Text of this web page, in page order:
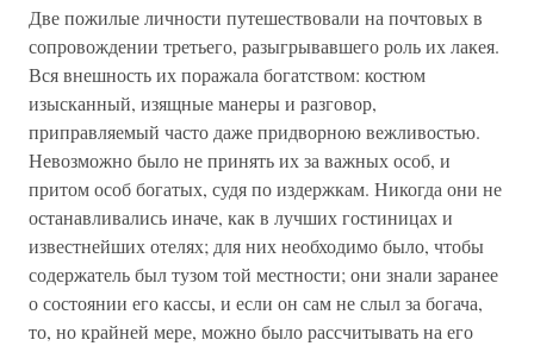
Две пожилые личности путешествовали на почтовых в
сопровождении третьего, разыгрывавшего роль их лакея.
Вся внешность их поражала богатством: костюм
изысканный, изящные манеры и разговор,
приправляемый часто даже придворною вежливостью.
Невозможно было не принять их за важных особ, и
притом особ богатых, судя по издержкам. Никогда они не
останавливались иначе, как в лучших гостиницах и
известнейших отелях; для них необходимо было, чтобы
содержатель был тузом той местности; они знали заранее
о состоянии его кассы, и если он сам не слыл за богача,
то, но крайней мере, можно было рассчитывать на его